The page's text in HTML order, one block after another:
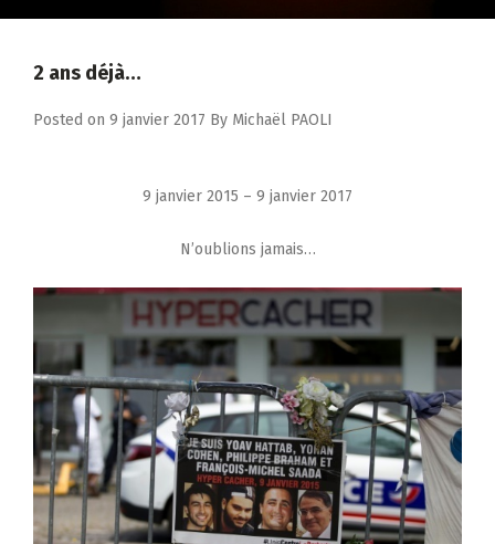
2 ans déjà…
Posted on 9 janvier 2017 By Michaël PAOLI
9 janvier 2015 – 9 janvier 2017
N’oublions jamais…